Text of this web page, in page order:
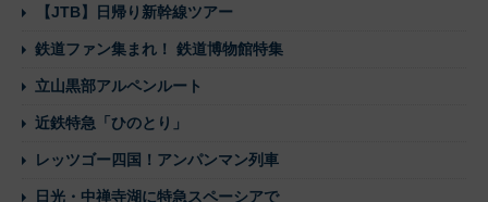
【JTB】日帰り新幹線ツアー
鉄道ファン集まれ！ 鉄道博物館特集
立山黒部アルペンルート
近鉄特急「ひのとり」
レッツゴー四国！アンパンマン列車
日光・中禅寺湖に特急スペーシアで